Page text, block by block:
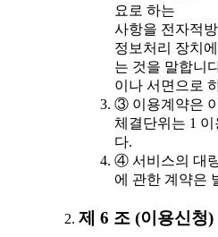
요로 하는
사항을 전자적
정보처리 장치
는 것을 말합니
이나 서면으로
③ 이용계약은
체결단위는 1
다.
④ 서비스의 대
에 관한 계약은
제 6 조 (이용신청)